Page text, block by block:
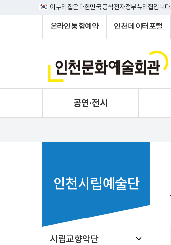
이 누리집은 대한민국 공식 전자정부 누리집입니다.
온라인통합예약 인천데이터포털
공연·전시
인천시립예술단
시립교향악단